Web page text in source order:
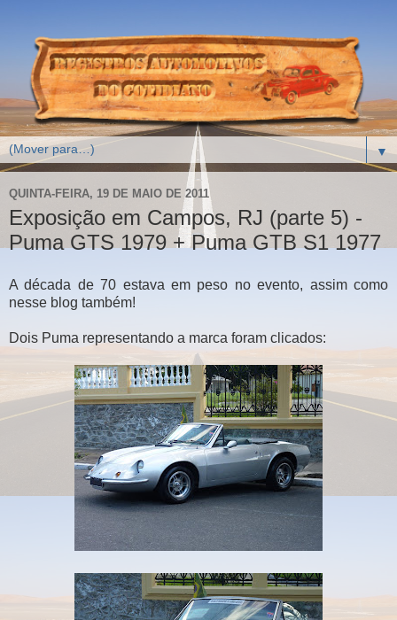
▼
QUINTA-FEIRA, 19 DE MAIO DE 2011
Exposição em Campos, RJ (parte 5) -
Puma GTS 1979 + Puma GTB S1 1977
A década de 70 estava em peso no evento, assim como
nesse blog também!
Dois Puma representando a marca foram clicados: